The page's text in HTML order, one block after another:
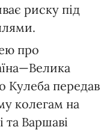
риску під
про
Кулеба передав
колегам на
та Варшаві